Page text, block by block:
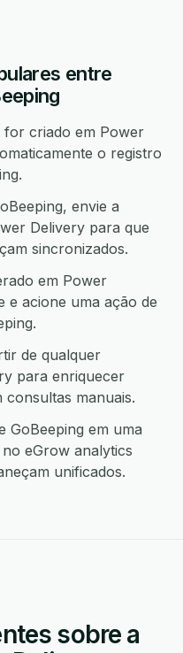
entre
criado em Power
o registro
envie a
Delivery para que
sincronizados.
em Power
e acione uma ação de
de qualquer
para enriquecer
consultas manuais.
GoBeeping em uma
eGrow analytics
unificados.
sobre a